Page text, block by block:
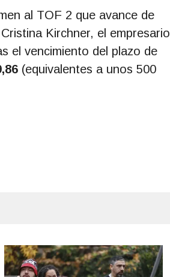
al TOF 2 que avance de
Kirchner, el empresario
el vencimiento del plazo de
(equivalentes a unos 500